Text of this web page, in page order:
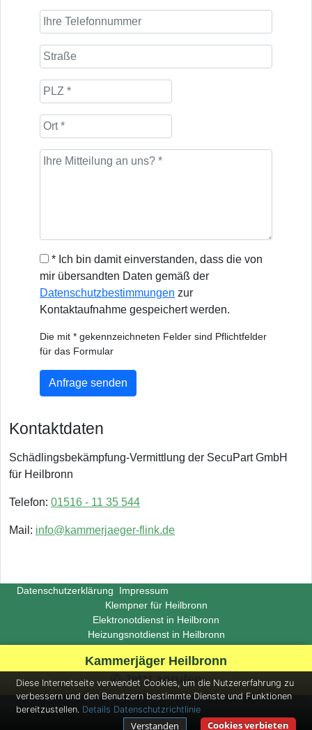
Kammerjäger Heilbronn
✆ Jetzt anrufen
* Ich bin damit einverstanden, dass die von
mir übersandten Daten gemäß der
Datenschutzbestimmungen zur
Kontaktaufnahme gespeichert werden.
Die mit * gekennzeichneten Felder sind Pflichtfelder
für das Formular
Anfrage senden
Kontaktdaten
Schädlingsbekämpfung-Vermittlung der SecuPart GmbH
für Heilbronn
Telefon: 01516 - 11 35 544
Mail: info@kammerjaeger-flink.de
Datenschutzerklärung
Impressum
Klempner für Heilbronn
Elektronotdienst in Heilbronn
Heizungsnotdienst in Heilbronn
(Last update 2026-06-29)
Diese Internetseite verwendet Cookies, um die Nutzererfahrung zu
verbessern und den Benutzern bestimmte Dienste und Funktionen
bereitzustellen. Details Datenschutzrichtlinie
Cookies verbieten
Verstanden